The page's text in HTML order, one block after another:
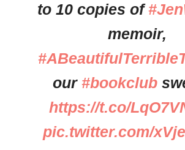
to 10 copies of
memoir,
our #bookclub
https://t.co/
pic.twitter.com/